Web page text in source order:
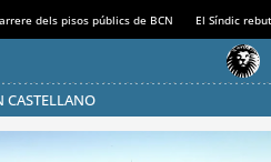
dels pisos públics de BCN El Síndic
CASTELLANO
estalvi